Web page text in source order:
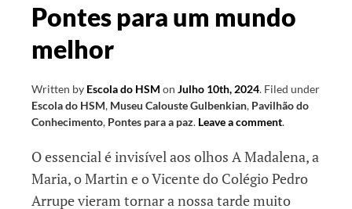
Pontes para um mundo
melhor
Written by Escola do HSM on Julho 10th, 2024. Filed under
Escola do HSM, Museu Calouste Gulbenkian, Pavilhão do
Conhecimento, Pontes para a paz. Leave a comment.
O essencial é invisível aos olhos A Madalena, a
Maria, o Martin e o Vicente do Colégio Pedro
Arrupe vieram tornar a nossa tarde muito